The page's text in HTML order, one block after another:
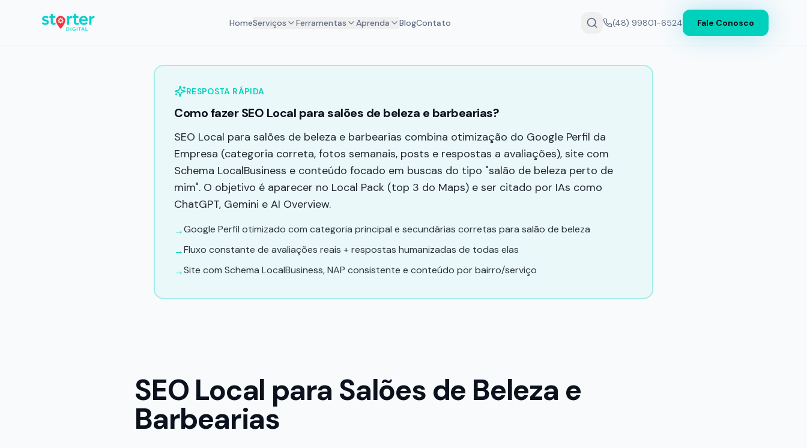
HomeServiços Ferramentas Aprenda BlogContato (48) 99801-6524 Fale Conosco
RESPOSTA RÁPIDA
Como fazer SEO Local para salões de beleza e barbearias?
SEO Local para salões de beleza e barbearias combina otimização do Google Perfil da
Empresa (categoria correta, fotos semanais, posts e respostas a avaliações), site com
Schema LocalBusiness e conteúdo focado em buscas do tipo "salão de beleza perto de
mim". O objetivo é aparecer no Local Pack (top 3 do Maps) e ser citado por IAs como
ChatGPT, Gemini e AI Overview.
→Google Perfil otimizado com categoria principal e secundárias corretas para salão de beleza
→Fluxo constante de avaliações reais + respostas humanizadas de todas elas
→Site com Schema LocalBusiness, NAP consistente e conteúdo por bairro/serviço
SEO Local para Salões de Beleza e
Barbearias